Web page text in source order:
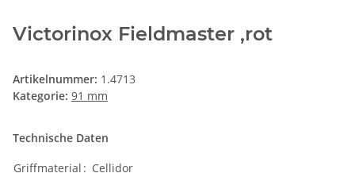
Victorinox Fieldmaster ,rot
Artikelnummer: 1.4713
Kategorie: 91 mm
Technische Daten
Griffmaterial : Cellidor